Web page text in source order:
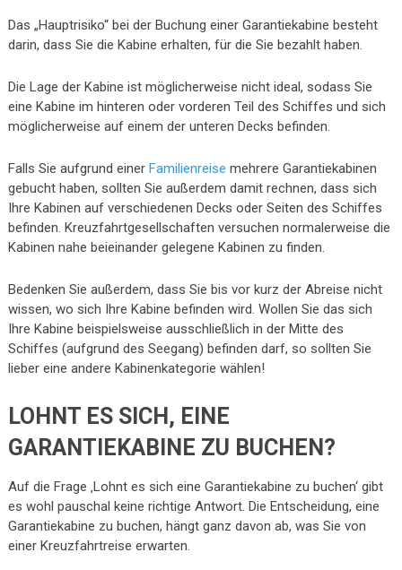
Das „Hauptrisiko“ bei der Buchung einer Garantiekabine besteht
darin, dass Sie die Kabine erhalten, für die Sie bezahlt haben.
Die Lage der Kabine ist möglicherweise nicht ideal, sodass Sie
eine Kabine im hinteren oder vorderen Teil des Schiffes und sich
möglicherweise auf einem der unteren Decks befinden.
Falls Sie aufgrund einer Familienreise mehrere Garantiekabinen
gebucht haben, sollten Sie außerdem damit rechnen, dass sich
Ihre Kabinen auf verschiedenen Decks oder Seiten des Schiffes
befinden. Kreuzfahrtgesellschaften versuchen normalerweise die
Kabinen nahe beieinander gelegene Kabinen zu finden.
Bedenken Sie außerdem, dass Sie bis vor kurz der Abreise nicht
wissen, wo sich Ihre Kabine befinden wird. Wollen Sie das sich
Ihre Kabine beispielsweise ausschließlich in der Mitte des
Schiffes (aufgrund des Seegang) befinden darf, so sollten Sie
lieber eine andere Kabinenkategorie wählen!
LOHNT ES SICH, EINE
GARANTIEKABINE ZU BUCHEN?
Auf die Frage ‚Lohnt es sich eine Garantiekabine zu buchen‘ gibt
es wohl pauschal keine richtige Antwort. Die Entscheidung, eine
Garantiekabine zu buchen, hängt ganz davon ab, was Sie von
einer Kreuzfahrtreise erwarten.